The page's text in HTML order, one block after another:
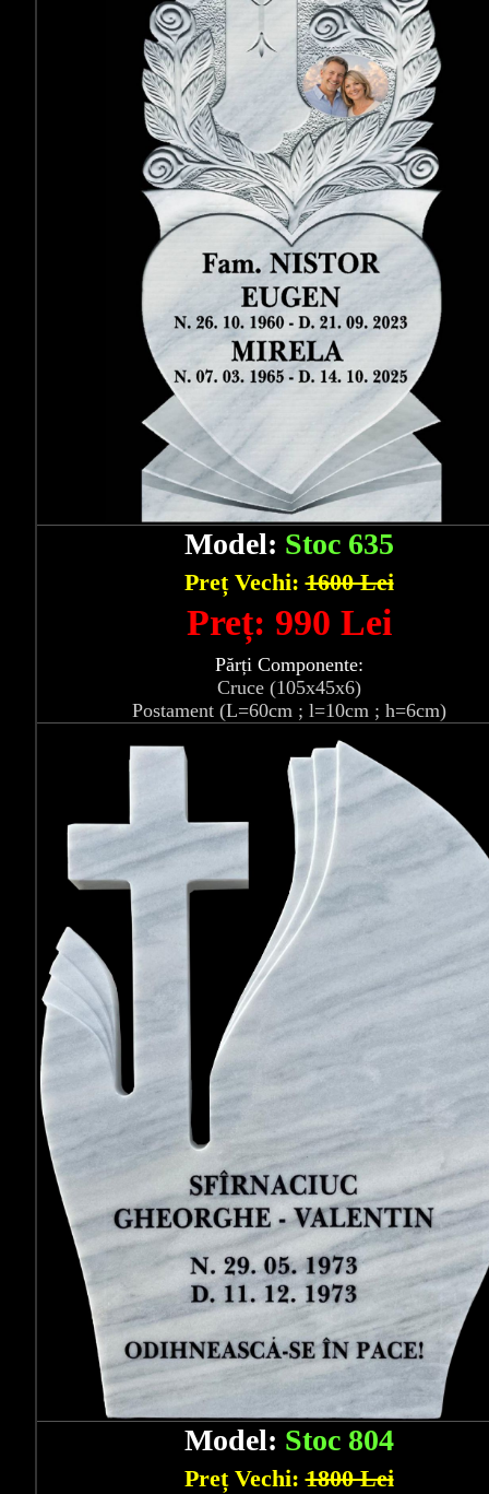
Model: Stoc 635
Preț Vechi:1600 Lei
Preț: 990 Lei
Părți Componente:
Cruce (105x45x6)
Postament (L=60cm ; l=10cm ; h=6cm)
Model: Stoc 804
Preț Vechi:1800 Lei